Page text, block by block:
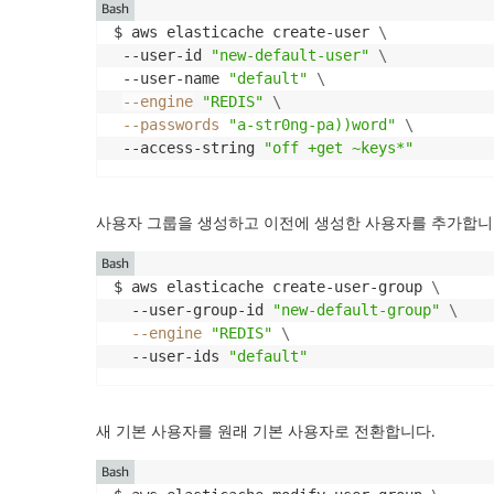
$ aws elasticache create-user \
--user-id
"new-default-user"
\
--user-name
"default"
\
--engine
"REDIS"
\
--passwords
"a-str0ng-pa))word"
\
--access-string
"off +get ~keys*"
Bash
사용자 그룹을 생성하고 이전에 생성한 사용자를 추가합
$ aws elasticache create-user-group \
  --user-group-id
"new-default-group"
\
--engine
"REDIS"
\
  --user-ids
"default"
Bash
새 기본 사용자를 원래 기본 사용자로 전환합니다.
Bash